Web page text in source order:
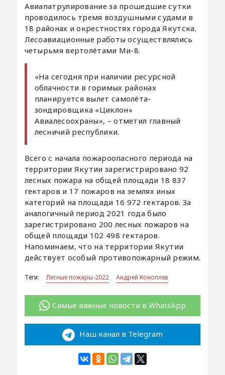
Авиапатрулирование за прошедшие сутки
проводилось тремя воздушными судами в
18 районах и окрестностях города Якутска.
Лесоавиационные работы осуществлялись
четырьмя вертолётами Ми-8.
«На сегодня при наличии ресурсной
облачности в горимых районах
планируется вылет самолёта-
зондировщика «Циклон»
Авиалесоохраны», – отметил главный
лесничий республики.
Всего с начала пожароопасного периода на
территории Якутии зарегистрировано 92
лесных пожара на общей площади 18 837
гектаров и 17 пожаров на землях иных
категорий на площади 16 972 гектаров. За
аналогичный период 2021 года было
зарегистрировано 200 лесных пожаров на
общей площади 102 498 гектаров.
Напоминаем, что на территории Якутии
действует особый противопожарный режим.
Теги: Лесные пожары-2022 Андрей Коноплев
Самые важные новости в WhatsApp
Наш канал в Telegram